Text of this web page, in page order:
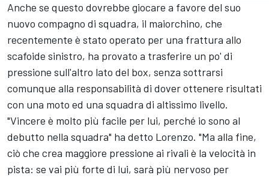
Anche se questo dovrebbe giocare a favore del suo
nuovo compagno di squadra, il maiorchino, che
recentemente è stato operato per una frattura allo
scafoide sinistro, ha provato a trasferire un po' di
pressione sull'altro lato del box, senza sottrarsi
comunque alla responsabilità di dover ottenere risultati
con una moto ed una squadra di altissimo livello.
"Vincere è molto più facile per lui, perché io sono al
debutto nella squadra" ha detto Lorenzo. "Ma alla fine,
ciò che crea maggiore pressione ai rivali è la velocità in
pista: se vai più forte di lui, sarà più nervoso per